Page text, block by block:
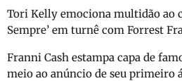
Tori Kelly emociona multidão ao
Sempre’ em turnê com Forrest
Franni Cash estampa capa de
meio ao anúncio de seu primeiro